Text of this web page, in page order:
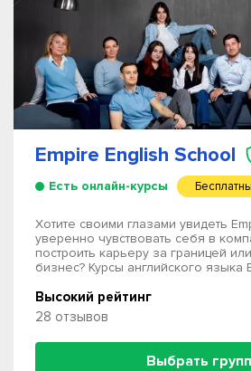
Empire English School
Есть онлайн-курсы
Хотите своими глазами увидеть
уверенно чувствовать себя в
построить карьеру за границей
бизнес? Курсы английского языка
Высокий рейтинг
28 отзывов
Выбрать